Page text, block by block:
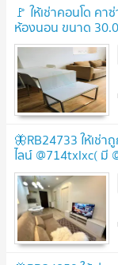
🚩 ให้เช่าคอนโด ค
ห้องนอน ขนาด
🦋RB24733 ให้เช่
ไลน์ @714txlxc( มี